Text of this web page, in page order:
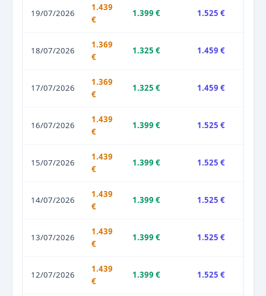
19/07/2026
1.439
€
1.399 € 1.525 €
18/07/2026
1.369
€
1.325 € 1.459 €
17/07/2026
1.369
€
1.325 € 1.459 €
16/07/2026
1.439
€
1.399 € 1.525 €
15/07/2026
1.439
€
1.399 € 1.525 €
14/07/2026
1.439
€
1.399 € 1.525 €
13/07/2026
1.439
€
1.399 € 1.525 €
12/07/2026
1.439
€
1.399 € 1.525 €